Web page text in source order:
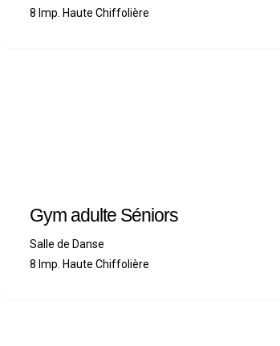
8 Imp. Haute Chiffolière
Gym adulte Séniors
Salle de Danse
8 Imp. Haute Chiffolière